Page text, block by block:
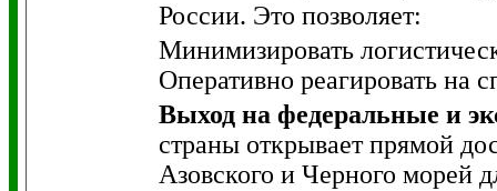
России. Это позволяет:
Минимизировать
Оперативно реагировать на
Выход на федеральные и
страны открывает прямой
Азовского и Черного морей